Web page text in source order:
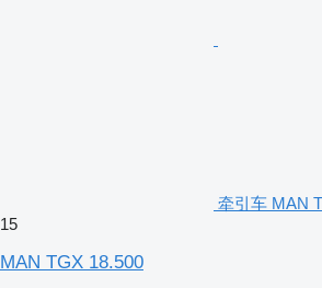
牵引车 MAN
15
MAN TGX 18.500